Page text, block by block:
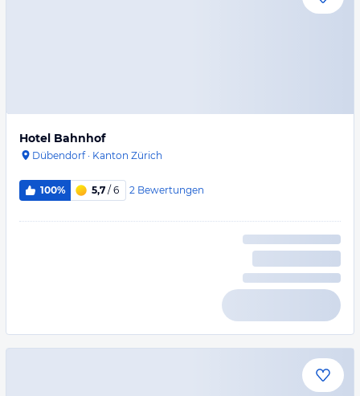
Hotel Bahnhof
Dübendorf· Kanton Zürich
100% 5,7 / 6 2 Bewertungen